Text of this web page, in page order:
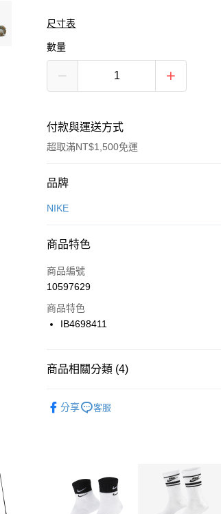
尺寸表
數量
付款與運送方式
超取滿NT$1,500免運
付款方式
信用卡一次付款
合作金庫商業銀行
華南商業銀行
上海商業儲蓄銀行
國泰世華商業銀行
聯邦商業銀行
台新國際商業銀行
LINE Pay
Apple Pay
【關於「AFTEE先享後付」】
３．安心：先確認商品／服務後，再付款。
【「AFTEE先享後付」結帳流程】
１．於結帳方式選擇「AFTEE先享後付」後，
每筆NT$100，滿NT$1,500(含以上)免運
品牌
NIKE
商品特色
商品編號
10597629
商品特色
IB4698411
商品相關分類 (4)
分享 客服